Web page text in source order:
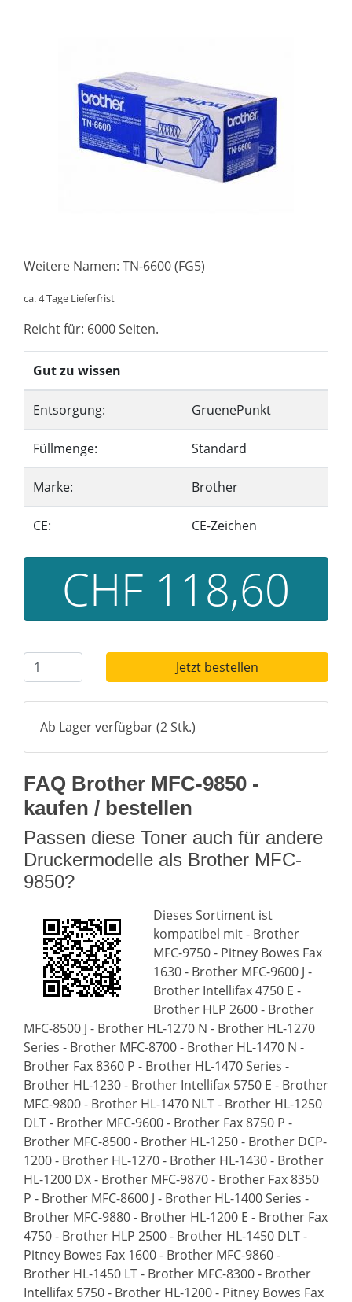
Weitere Namen: TN-6600 (FG5)
ca. 4 Tage Lieferfrist
Reicht für: 6000 Seiten.
Gut zu wissen
Entsorgung: GruenePunkt
Füllmenge: Standard
Marke: Brother
CE: CE-Zeichen
CHF 118,60
Jetzt bestellen
Ab Lager verfügbar (2 Stk.)
FAQ Brother MFC-9850 -
kaufen / bestellen
Passen diese Toner auch für andere
Druckermodelle als Brother MFC-
9850?
Dieses Sortiment ist
kompatibel mit - Brother
MFC-9750 - Pitney Bowes Fax
1630 - Brother MFC-9600 J -
Brother Intellifax 4750 E -
Brother HLP 2600 - Brother
MFC-8500 J - Brother HL-1270 N - Brother HL-1270
Series - Brother MFC-8700 - Brother HL-1470 N -
Brother Fax 8360 P - Brother HL-1470 Series -
Brother HL-1230 - Brother Intellifax 5750 E - Brother
MFC-9800 - Brother HL-1470 NLT - Brother HL-1250
DLT - Brother MFC-9600 - Brother Fax 8750 P -
Brother MFC-8500 - Brother HL-1250 - Brother DCP-
1200 - Brother HL-1270 - Brother HL-1430 - Brother
HL-1200 DX - Brother MFC-9870 - Brother Fax 8350
P - Brother MFC-8600 J - Brother HL-1400 Series -
Brother MFC-9880 - Brother HL-1200 E - Brother Fax
4750 - Brother HLP 2500 - Brother HL-1450 DLT -
Pitney Bowes Fax 1600 - Brother MFC-9860 -
Brother HL-1450 LT - Brother MFC-8300 - Brother
Intellifax 5750 - Brother HL-1200 - Pitney Bowes Fax